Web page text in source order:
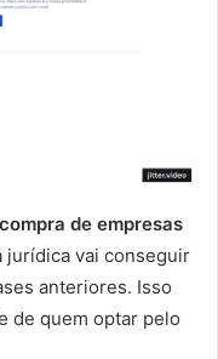
de empresas
jurídica vai conseguir
anteriores. Isso
de quem optar pelo